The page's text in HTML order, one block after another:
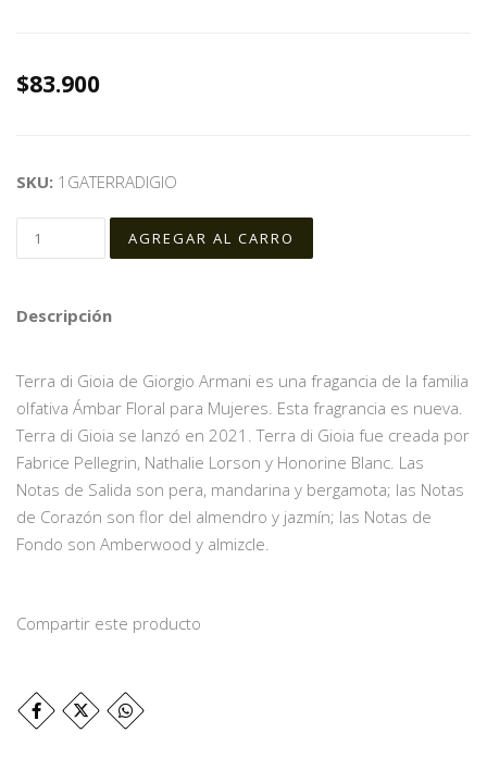
$83.900
SKU: 1GATERRADIGIO
Descripción
Terra di Gioia de Giorgio Armani es una fragancia de la familia
olfativa Ámbar Floral para Mujeres. Esta fragrancia es nueva.
Terra di Gioia se lanzó en 2021. Terra di Gioia fue creada por
Fabrice Pellegrin, Nathalie Lorson y Honorine Blanc. Las
Notas de Salida son pera, mandarina y bergamota; las Notas
de Corazón son flor del almendro y jazmín; las Notas de
Fondo son Amberwood y almizcle.
Compartir este producto